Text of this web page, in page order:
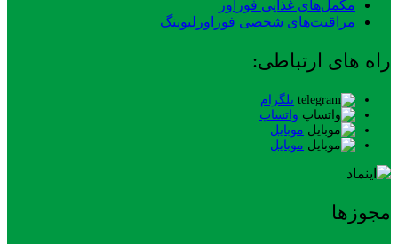
مکمل‌های غذایی فوراور
مراقبت‌های شخصی فوراورلیوینگ
راه های ارتباطی:
تلگرام
واتساپ
موبایل
موبایل
مجوزها